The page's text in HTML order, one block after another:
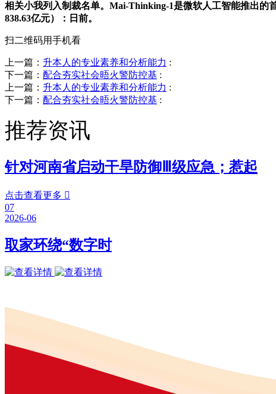
相关小我列入制裁名单。Mai-Thinking-1是微软人工智能推出的
838.63亿元）：日前。
扫二维码用手机看
上一篇： 升本人的专业素养和分析能力 :
下一篇： 配合夯实社会晤火警防控基 :
上一篇： 升本人的专业素养和分析能力 :
下一篇： 配合夯实社会晤火警防控基 :
推荐资讯
针对河南省启动干旱防御Ⅲ级应急；惹起
点击查看更多 
07
2026-06
取家环绕“数字时